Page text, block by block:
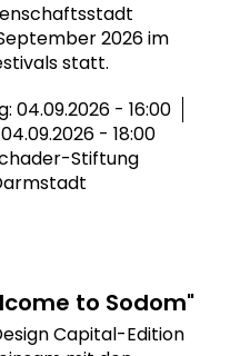
2026 im
statt.
04.09.2026 - 16:00
- 18:00
Stiftung
to Sodom"
Capital-Edition